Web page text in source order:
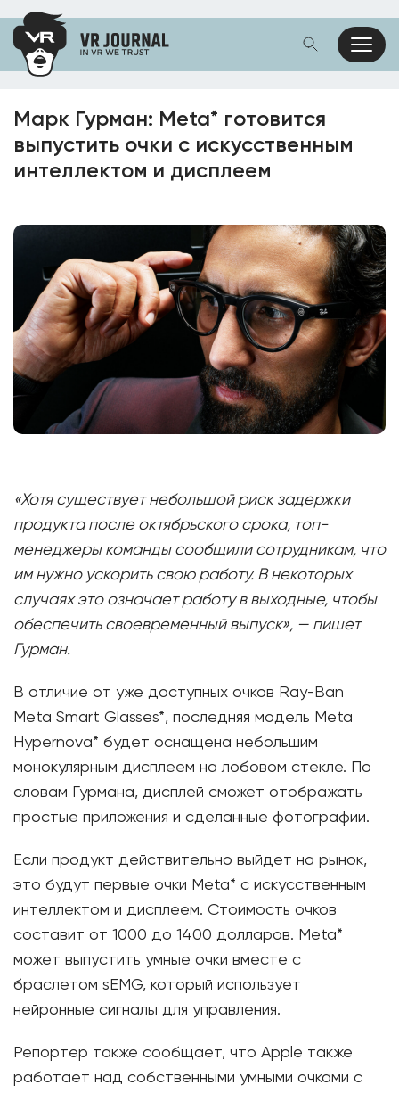
Марк Гурман: Meta* готовится
выпустить очки с искусственным
интеллектом и дисплеем
«Хотя существует небольшой риск задержки
продукта после октябрьского срока, топ-
менеджеры команды сообщили сотрудникам, что
им нужно ускорить свою работу. В некоторых
случаях это означает работу в выходные, чтобы
обеспечить своевременный выпуск», — пишет
Гурман.
В отличие от уже доступных очков Ray-Ban
Meta Smart Glasses*, последняя модель Meta
Hypernova* будет оснащена небольшим
монокулярным дисплеем на лобовом стекле. По
словам Гурмана, дисплей сможет отображать
простые приложения и сделанные фотографии.
Если продукт действительно выйдет на рынок,
это будут первые очки Meta* с искусственным
интеллектом и дисплеем. Стоимость очков
составит от 1000 до 1400 долларов. Meta*
может выпустить умные очки вместе с
браслетом sEMG, который использует
нейронные сигналы для управления.
Репортер также сообщает, что Apple также
работает над собственными умными очками с